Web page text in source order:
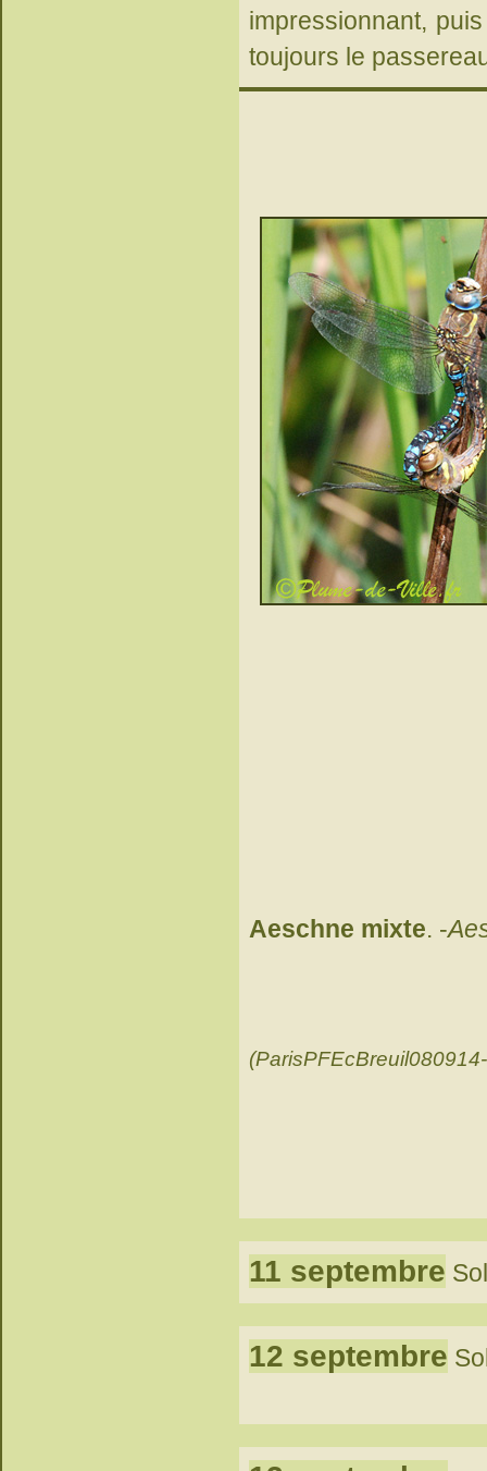
impressionnant,
toujours le
Aeschne mixte. -
11 septembre
12 septembre